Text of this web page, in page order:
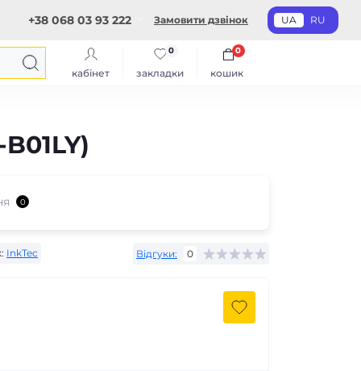
+38 068 03 93 222 Замовити дзвінок UA RU
кабінет закладки
0
кошик
0
0
InkTec Відгуки: 0